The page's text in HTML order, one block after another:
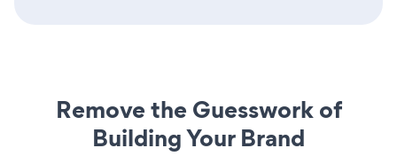
Remove the Guesswork of
Building Your Brand